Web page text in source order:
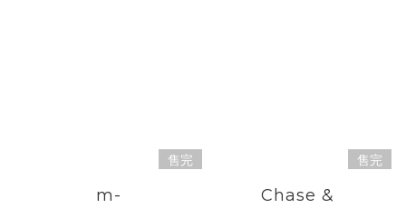
售完
m-
售完
Chase &